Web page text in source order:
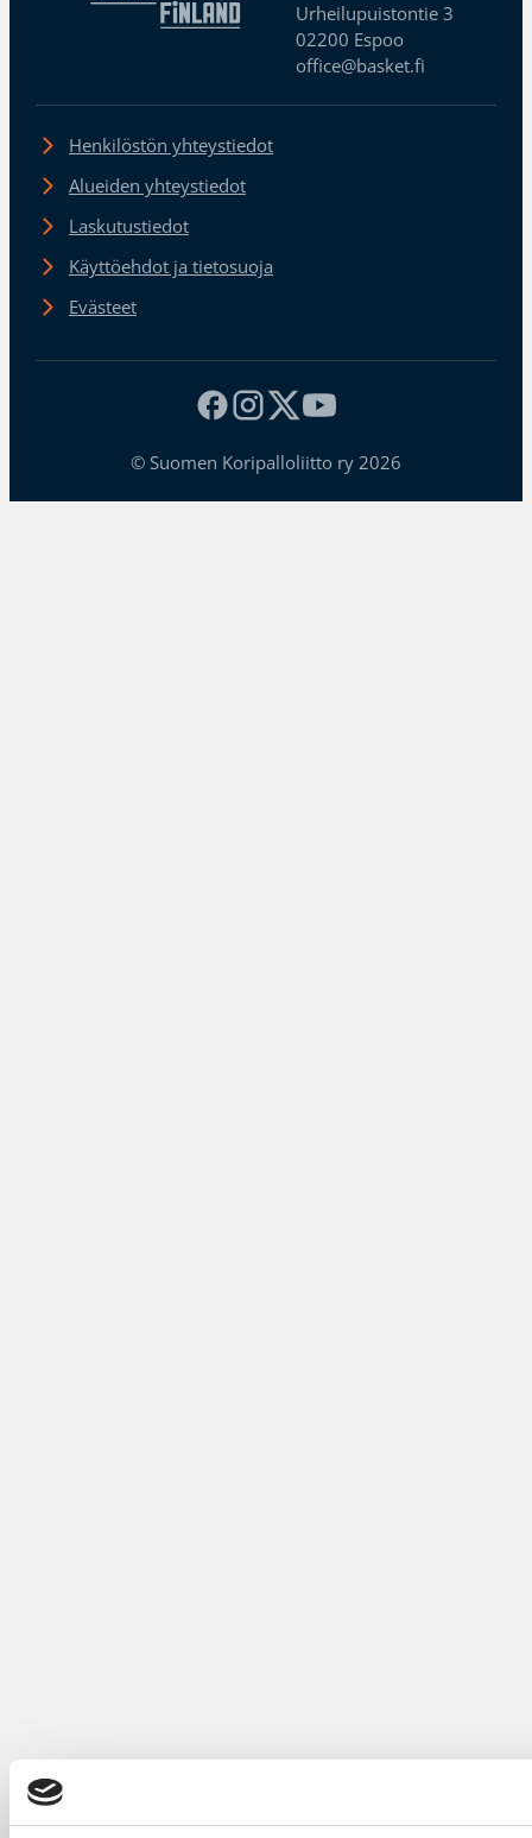
Urheilupuistontie 3
02200 Espoo
office@basket.fi
Henkilöstön yhteystiedot
Alueiden yhteystiedot
Laskutustiedot
Käyttöehdot ja tietosuoja
Evästeet
© Suomen Koripalloliitto ry 2026